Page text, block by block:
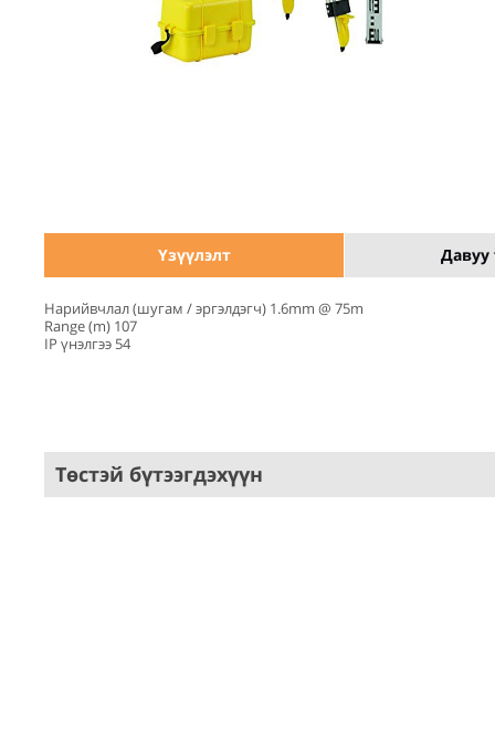
Үзүүлэлт Давуу
Нарийвчлал (шугам / эргэлдэгч) 1.6mm @ 75m
Range (m) 107
IP үнэлгээ 54
Төстэй бүтээгдэхүүн